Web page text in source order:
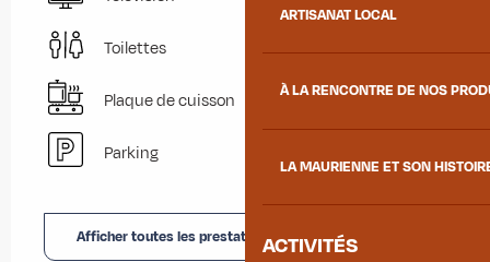
ARTISANAT LOCAL
À LA RENCONTRE DE NOS
LA MAURIENNE ET SON
ACTIVITÉS
Toilettes
Plaque de cuisson
Parking
Afficher toutes les prestations